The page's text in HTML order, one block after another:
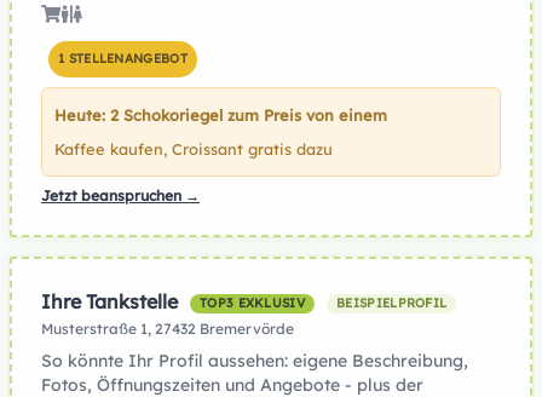
1 STELLENANGEBOT
Heute: 2 Schokoriegel zum Preis von einem
Kaffee kaufen, Croissant gratis dazu
Jetzt beanspruchen →
Ihre Tankstelle TOP3 EXKLUSIV BEISPIELPROFIL
Musterstraße 1, 27432 Bremervörde
So könnte Ihr Profil aussehen: eigene Beschreibung,
Fotos, Öffnungszeiten und Angebote - plus der